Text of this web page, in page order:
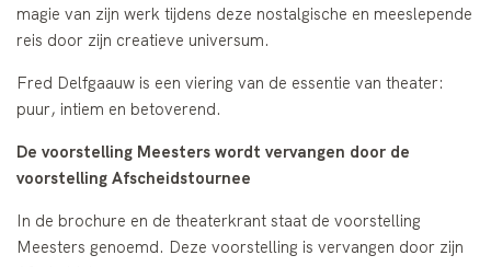
magie van zijn werk tijdens deze nostalgische en meeslepende
reis door zijn creatieve universum.
Fred Delfgaauw is een viering van de essentie van theater:
puur, intiem en betoverend.
De voorstelling Meesters wordt vervangen door de
voorstelling Afscheidstournee
In de brochure en de theaterkrant staat de voorstelling
Meesters genoemd. Deze voorstelling is vervangen door zijn